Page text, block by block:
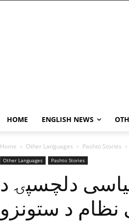
HOME ENGLISH NEWS
Home Other Languages Pashto Stories
Other Languages Pashto Stories
دلچسپۍ د
نظام د ستونزو